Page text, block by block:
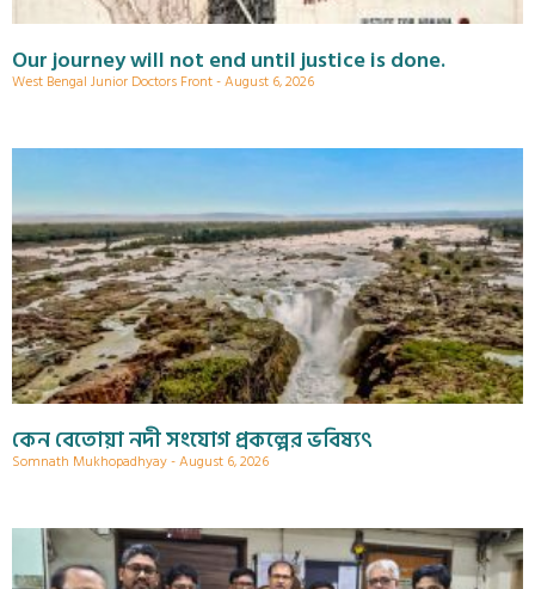
Our journey will not end until justice is done.
West Bengal Junior Doctors Front August 6, 2026
কেন বেতোয়া নদী সংযোগ প্রকল্পের ভবিষ্যৎ
Somnath Mukhopadhyay August 6, 2026